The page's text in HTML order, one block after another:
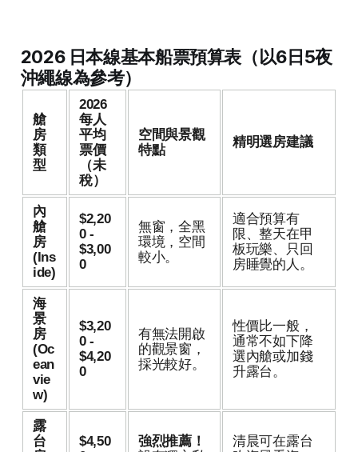
2026 日本線基本船票預算表（以6日5夜
沖繩線為參考）
艙
房
類
型
2026
每人
平均
票價
（未
稅）
空間與景觀
特點
精明選房建議
內
艙
房
(Ins
ide)
$2,20
0 -
$3,00
0
無窗，全黑
環境，空間
較小。
適合預算有
限、整天在甲
板玩樂、只回
房睡覺的人。
海
景
房
(Oc
ean
vie
w)
$3,20
0 -
$4,20
0
有無法開啟
的觀景窗，
採光較好。
性價比一般，
通常不如下降
選內艙或加錢
升露台。
露
台
$4,50
強烈推薦！
清晨可在露台